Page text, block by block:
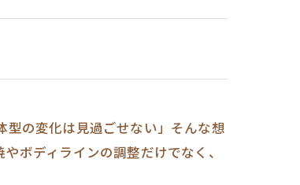
型の変化は見過ごせない」そんな想
ボディラインの調整だけでなく、